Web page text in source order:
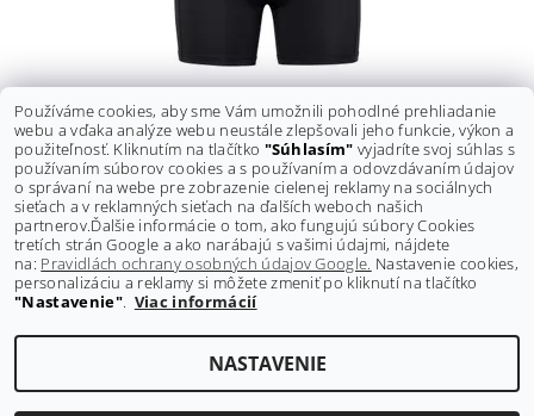
KRAŤASY FORCE S VLOŽKOU - VNÚTORNÉ
Pôvodne:25 €
Ušetríte:2,10 € (–8 %)
22,90 € DETAIL
Shoptet.sk
2026 ©GRAVITY-shop.sk, všetky práva vyhradenéUpraviť nastavenie cookies
Používáme cookies, aby sme Vám umožnili pohodlné prehliadanie
webu a vďaka analýze webu neustále zlepšovali jeho funkcie, výkon a
použiteľnosť. Kliknutím na tlačítko "Súhlasím" vyjadríte svoj súhlas s
používaním súborov cookies a s používaním a odovzdávaním údajov
o správaní na webe pre zobrazenie cielenej reklamy na sociálnych
sieťach a v reklamných sieťach na ďalších weboch našich
partnerov.Ďalšie informácie o tom, ako fungujú súbory Cookies
tretích strán Google a ako narábajú s vašimi údajmi, nájdete
na: Pravidlách ochrany osobných údajov Google. Nastavenie cookies,
personalizáciu a reklamy si môžete zmeniť po kliknutí na tlačítko
"Nastavenie". Viac informácií
NASTAVENIE